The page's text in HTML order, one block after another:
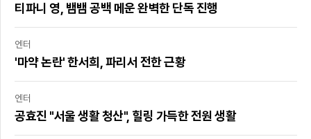
티파니 영, 뱀뱀 공백 메운 완벽한 단독 진행
엔터
'마약 논란' 한서희, 파리서 전한 근황
엔터
공효진 "서울 생활 청산", 힐링 가득한 전원 생활